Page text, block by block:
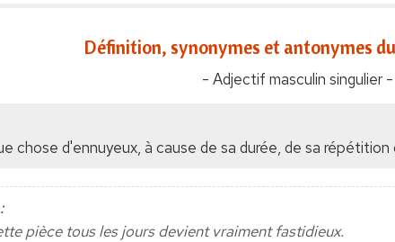
Définition, synonymes et antonymes
- Adjectif masculin singulier -
chose d'ennuyeux, à cause de sa durée, de sa
pièce tous les jours devient vraiment fastidieux.